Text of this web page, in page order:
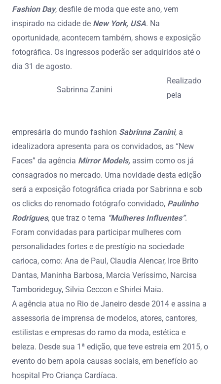
Fashion Day, desfile de moda que este ano, vem
inspirado na cidade de New York, USA. Na
oportunidade, acontecem também, shows e exposição
fotográfica. Os ingressos poderão ser adquiridos até o
dia 31 de agosto.
Sabrinna Zanini
Realizado
pela
empresária do mundo fashion Sabrinna Zanini, a
idealizadora apresenta para os convidados, as “New
Faces” da agência Mirror Models, assim como os já
consagrados no mercado. Uma novidade desta edição
será a exposição fotográfica criada por Sabrinna e sob
os clicks do renomado fotógrafo convidado, Paulinho
Rodrigues, que traz o tema “Mulheres Influentes”.
Foram convidadas para participar mulheres com
personalidades fortes e de prestígio na sociedade
carioca, como: Ana de Paul, Claudia Alencar, Irce Brito
Dantas, Maninha Barbosa, Marcia Veríssimo, Narcisa
Tamborideguy, Silvia Ceccon e Shirlei Maia.
A agência atua no Rio de Janeiro desde 2014 e assina a
assessoria de imprensa de modelos, atores, cantores,
estilistas e empresas do ramo da moda, estética e
beleza. Desde sua 1ª edição, que teve estreia em 2015, o
evento do bem apoia causas sociais, em benefício ao
hospital Pro Criança Cardíaca.